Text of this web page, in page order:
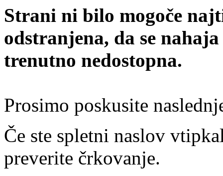
Strani ni bilo mogoče
odstranjena, da se
trenutno nedostopna.
Prosimo poskusite
Če ste spletni naslov
preverite črkovanje.